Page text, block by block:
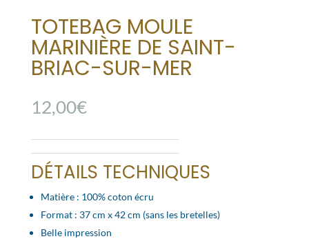
TOTEBAG MOULE
MARINIÈRE DE SAINT-
BRIAC-SUR-MER
12,00€
DÉTAILS TECHNIQUES
Matière : 100% coton écru
Format : 37 cm x 42 cm (sans les bretelles)
Belle impression